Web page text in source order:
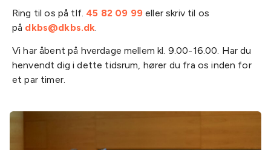
Ring til os på tlf. 45 82 09 99eller skriv til os
på dkbs@dkbs.dk
Vi har åbent på hverdage mellem kl. 9.00-16.00. Har du
henvendt dig i dette tidsrum, hører du fra os inden for
et par timer.